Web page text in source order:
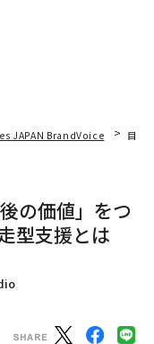
JAPAN BrandVoice 目先
の価値」をつ
型支援とは